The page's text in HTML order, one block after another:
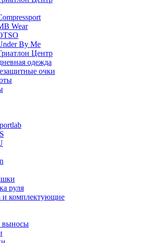
Wear
By Me
Центр
одежда
очки
руля
и комплектующие
выносы